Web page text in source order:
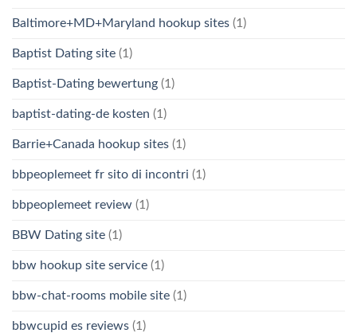
Baltimore+MD+Maryland hookup sites (1)
Baptist Dating site (1)
Baptist-Dating bewertung (1)
baptist-dating-de kosten (1)
Barrie+Canada hookup sites (1)
bbpeoplemeet fr sito di incontri (1)
bbpeoplemeet review (1)
BBW Dating site (1)
bbw hookup site service (1)
bbw-chat-rooms mobile site (1)
bbwcupid es reviews (1)